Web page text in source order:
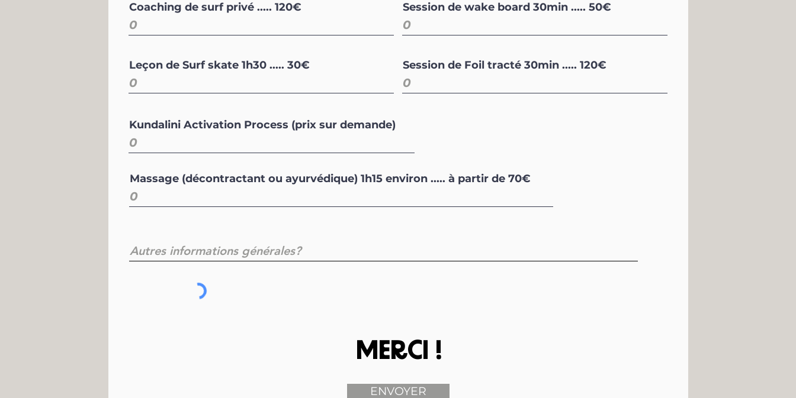
Coaching de surf privé ..... 120€ Session de wake board 30min ..... 50€
Leçon de Surf skate 1h30 ..... 30€ Session de Foil tracté 30min ..... 120€
Kundalini Activation Process (prix sur demande)
Massage (décontractant ou ayurvédique) 1h15 environ ..... à partir de 70€
MERCI !
ENVOYER